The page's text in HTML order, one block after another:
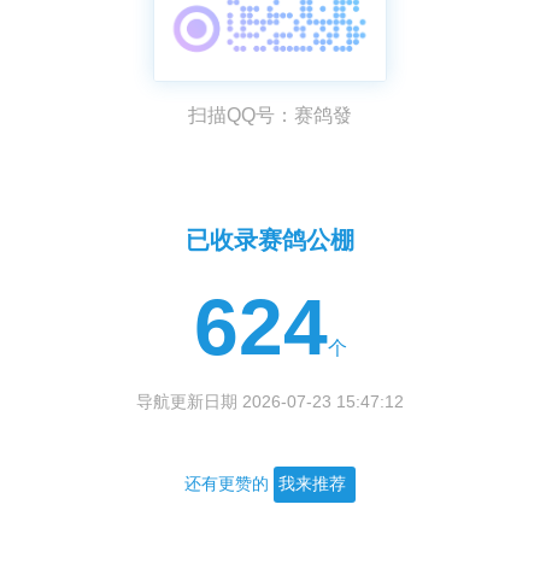
扫描QQ号：赛鸽發
已收录赛鸽公棚
624个
导航更新日期 2026-07-23 15:47:12
还有更赞的 我来推荐